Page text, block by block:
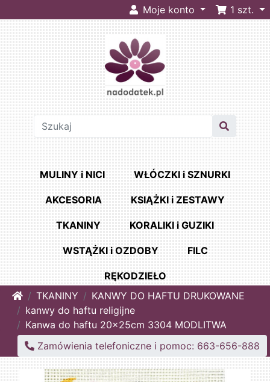
Moje konto 1 szt.
MULINY i NICI WŁÓCZKI i SZNURKI
AKCESORIA KSIĄŻKI i ZESTAWY
TKANINY KORALIKI i GUZIKI
WSTĄŻKI i OZDOBY FILC
RĘKODZIEŁO
HomeTKANINY
KANWY DO HAFTU DRUKOWANE
kanwy do haftu religijne
Kanwa do haftu 20x25cm 3304 MODLITWA
Zamówienia telefoniczne i pomoc: 663-656-888